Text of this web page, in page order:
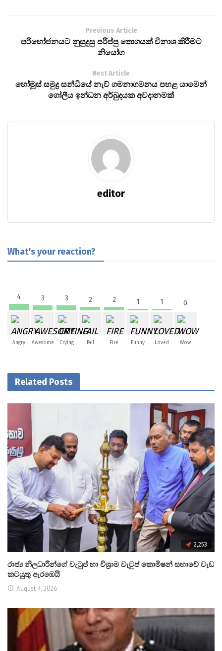
Previous Article
පරිභෝජනයට නුසුදුසු පරිප්පු තොගයක් විනාශ කිරීමට
නියෝග
Next Article
හෝමූස් සමුද්‍ර සන්ධියේ නැව් ගමනාගමනය පහළ යාමෙන්
ගෝලීය ඉන්ධන අර්බුදයක අවදානමක්
editor
What's your reaction?
4
Angry
3
Awesome
3
Crying
2
Fail
2
Fire
1
Funny
1
Loved
0
Wow
Related Posts
2,253
රාජ්‍ය නිලධාරීන්ගේ වැටුප් හා විශ්‍රාම වැටුප් කොමිෂන් සභාවේ වැඩ
කටයුතු ඇරඹෙයි
August 4, 2026